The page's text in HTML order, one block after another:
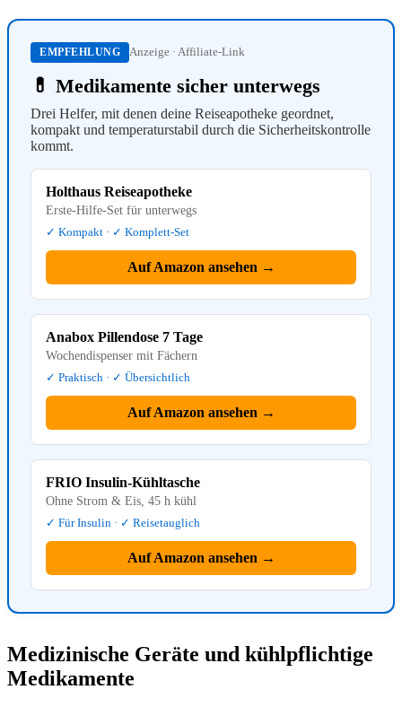
EMPFEHLUNG Anzeige · Affiliate-Link
💊 Medikamente sicher unterwegs
Drei Helfer, mit denen deine Reiseapotheke geordnet,
kompakt und temperaturstabil durch die Sicherheitskontrolle
kommt.
Holthaus Reiseapotheke
Erste-Hilfe-Set für unterwegs
✓ Kompakt · ✓ Komplett-Set
Auf Amazon ansehen →
Anabox Pillendose 7 Tage
Wochendispenser mit Fächern
✓ Praktisch · ✓ Übersichtlich
Auf Amazon ansehen →
FRIO Insulin-Kühltasche
Ohne Strom & Eis, 45 h kühl
✓ Für Insulin · ✓ Reisetauglich
Auf Amazon ansehen →
Medizinische Geräte und kühlpflichtige
Medikamente